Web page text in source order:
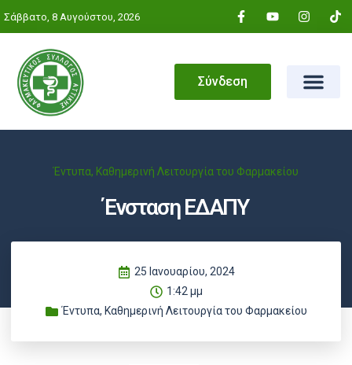
Σάββατο, 8 Αυγούστου, 2026
Σύνδεση
Έντυπα, Καθημερινή Λειτουργία του Φαρμακείου
Ένσταση ΕΔΑΠΥ
25 Ιανουαρίου, 2024
1:42 μμ
Έντυπα, Καθημερινή Λειτουργία του Φαρμακείου